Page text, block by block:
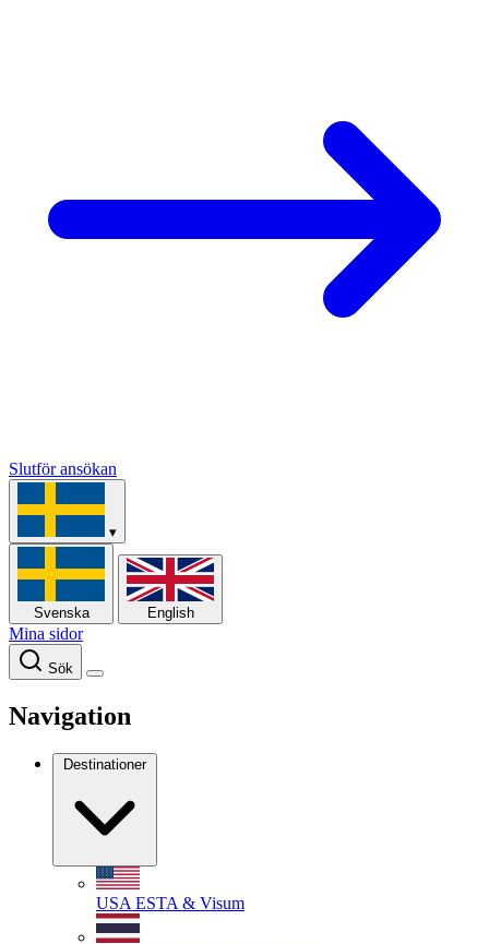
Slutför ansökan
▾
Svenska English
Mina sidor
Sök
Navigation
Destinationer
USA ESTA & Visum